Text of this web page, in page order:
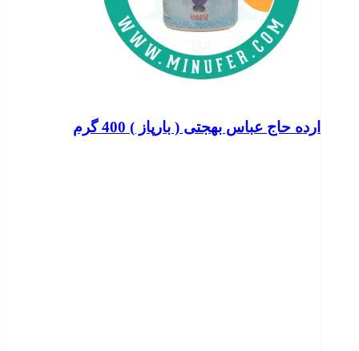
ارده حاج عباس بهجتی ( بارپاز ) 400 گرم